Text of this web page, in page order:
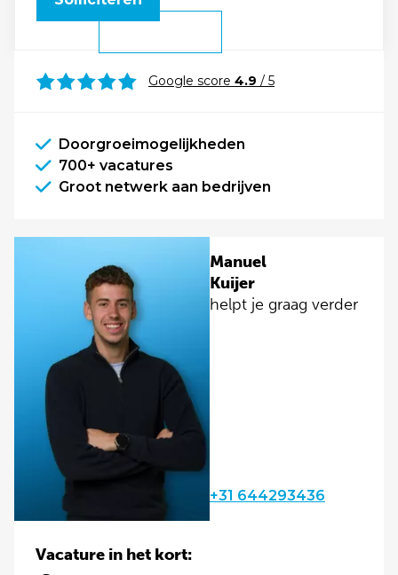
Google score 4.9 / 5
Doorgroeimogelijkheden
700+ vacatures
Groot netwerk aan bedrijven
Manuel
Kuijer
helpt je graag verder
+31 644293436
Vacature in het kort: